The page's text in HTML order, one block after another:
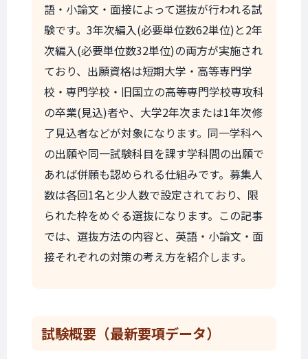
語・小論文・面接によって選抜が行われる試
験です。3年次編入(必要単位数62単位)と2年
次編入(必要単位数32単位)の両方が実施され
ており、出願資格は短期大学・高等専門学
校・専門学校・旧国立の高等専門学校専攻科
の卒業(見込)者や、大学2年次または1年次修
了見込者などが対象になります。同一学科へ
の出願や同一試験科目を課す学科間の出願で
あれば併願も認められる仕組みです。募集人
数は各回1名と少人数で設定されており、限
られた枠をめぐる選抜になります。この記事
では、選抜方法の内容と、英語・小論文・面
接それぞれの対策の考え方を紹介します。
試験概要 （最新要項データ）